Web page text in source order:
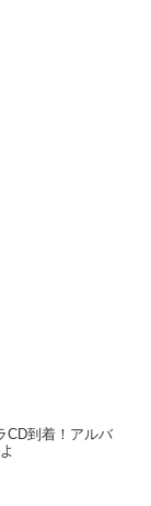
CD到着！アルバ